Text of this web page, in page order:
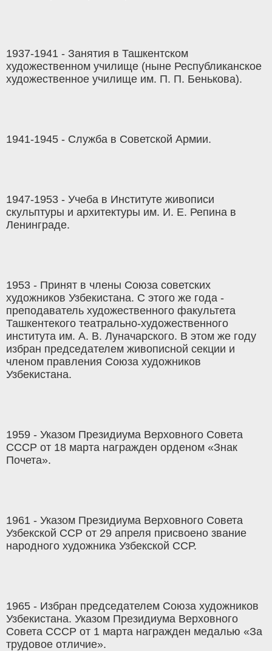
1937-1941 - Занятия в Ташкентском
художественном училище (ныне Республиканское
художественное училище им. П. П. Бенькова).
1941-1945 - Служба в Советской Армии.
1947-1953 - Учеба в Институте живописи
скульптуры и архитектуры им. И. Е. Репина в
Ленинграде.
1953 - Принят в члены Союза советских
художников Узбекистана. С этого же года -
преподаватель художественного факультета
Ташкентекого театрально-художественного
института им. А. В. Луначарского. В этом же году
избран председателем живописной секции и
членом правления Союза художников
Узбекистана.
1959 - Указом Президиума Верховного Совета
СССР от 18 марта награжден орденом «Знак
Почета».
1961 - Указом Президиума Верховного Совета
Узбекской ССР от 29 апреля присвоено звание
народного художника Узбекской ССР.
1965 - Избран председателем Союза художников
Узбекистана. Указом Президиума Верховного
Совета СССР от 1 марта награжден медалью «За
трудовое отличие».